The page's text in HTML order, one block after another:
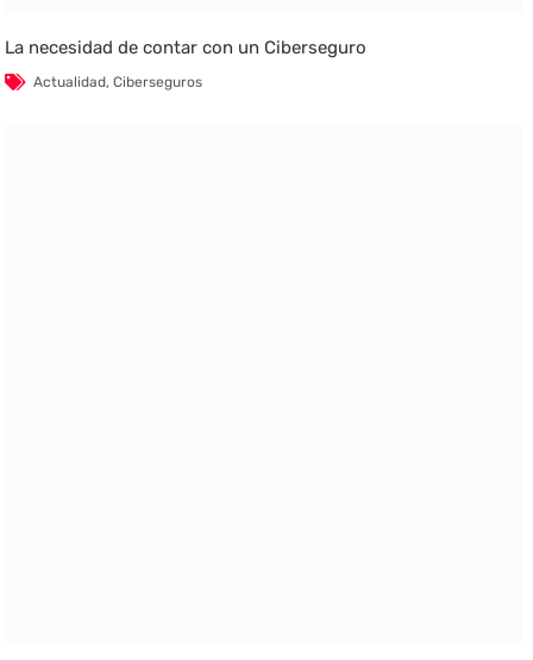
La necesidad de contar con un Ciberseguro
Actualidad,Ciberseguros